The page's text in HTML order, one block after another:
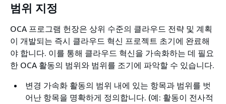
범위 지정
OCA 프로그램 헌장은 상위 수준의 클라우드 전략 및 계획
이 개발되는 즉시 클라우드 혁신 프로젝트 초기에 완료해
야 합니다. 이를 통해 클라우드 혁신을 가속화하는 데 필요
한 OCA 활동의 범위와 범위를 조기에 파악할 수 있습니다.
변경 가속화 활동의 범위 내에 있는 항목과 범위를 벗
어난 항목을 명확하게 정의합니다. (예: 활동이 전사적